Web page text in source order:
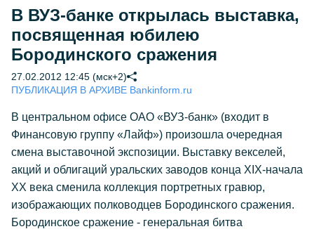
В ВУЗ-банке открылась выставка,
посвященная юбилею
Бородинского сражения
27.02.2012 12:45 (мск+2)
ПУБЛИКАЦИЯ В АРХИВЕ Bankinform.ru
В центральном офисе ОАО «ВУЗ-банк» (входит в
Финансовую группу «Лайф») произошла очередная
смена выставочной экспозиции. Выставку векселей,
акций и облигаций уральских заводов конца XIX-начала
XX века сменила коллекция портретных гравюр,
изображающих полководцев Бородинского сражения.
Бородинское сражение - генеральная битва